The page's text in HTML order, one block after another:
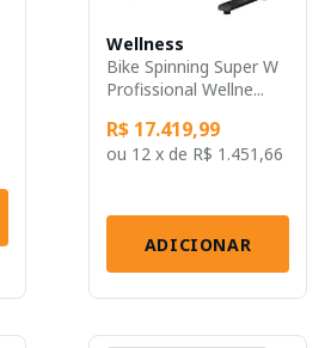
Wellness
Bike Spinning Super W
Profissional Wellne...
R$ 17.419,99
ou 12 x de R$ 1.451,66
ADICIONAR